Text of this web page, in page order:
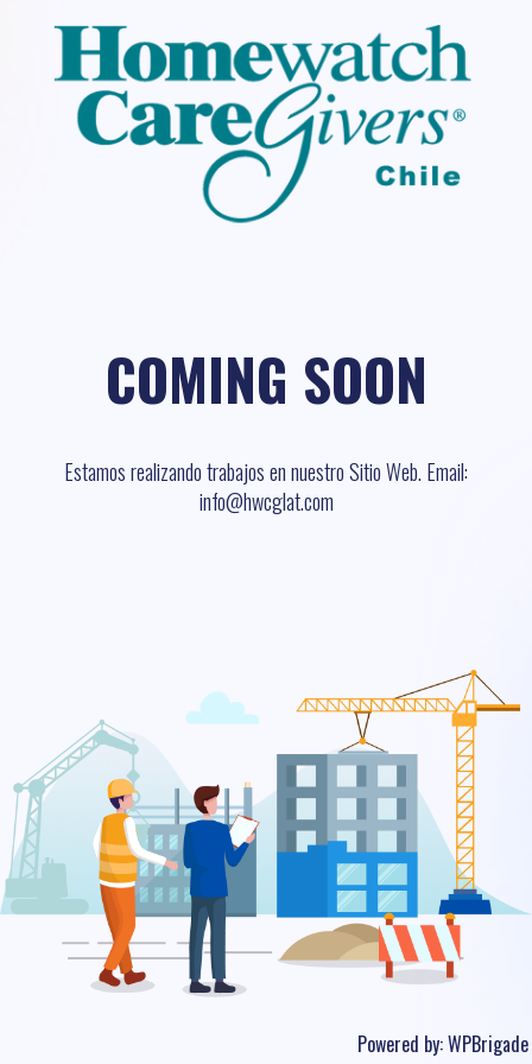
COMING SOON
Estamos realizando trabajos en nuestro Sitio Web. Email:
info@hwcglat.com
Powered by:WPBrigade